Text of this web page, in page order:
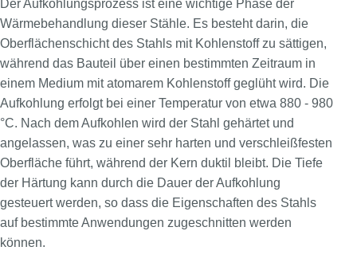
Der Aufkohlungsprozess ist eine wichtige Phase der
Wärmebehandlung dieser Stähle. Es besteht darin, die
Oberflächenschicht des Stahls mit Kohlenstoff zu sättigen,
während das Bauteil über einen bestimmten Zeitraum in
einem Medium mit atomarem Kohlenstoff geglüht wird. Die
Aufkohlung erfolgt bei einer Temperatur von etwa 880 - 980
°C. Nach dem Aufkohlen wird der Stahl gehärtet und
angelassen, was zu einer sehr harten und verschleißfesten
Oberfläche führt, während der Kern duktil bleibt. Die Tiefe
der Härtung kann durch die Dauer der Aufkohlung
gesteuert werden, so dass die Eigenschaften des Stahls
auf bestimmte Anwendungen zugeschnitten werden
können.